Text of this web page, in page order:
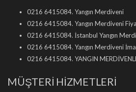
0216 6415084. Yangın Merdiveni
0216 6415084. Yangın Merdiveni
0216 6415084. İstanbul Yangın
0216 6415084. Yangın Merdiveni
0216 6415084. YANGIN
MÜŞTERİ HİZMETLERİ